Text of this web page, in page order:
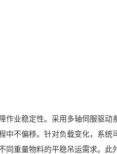
业稳定性。采用多轴伺服驱动
中不偏移。针对负载变化，系
同重量物料的平稳吊运需求。